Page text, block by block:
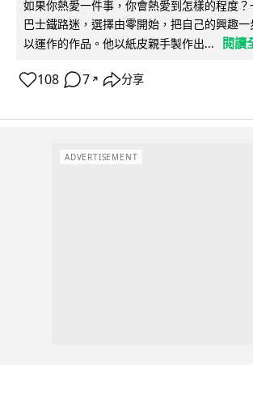
如果你熱愛一件事，你會熱愛到怎樣的程度
巴士鐵路迷，選擇由零開始，把自己的興趣
以運作的作品。他以紙皮親手製作出...
閱讀
108 7 ↗ 分享
ADVERTISEMENT